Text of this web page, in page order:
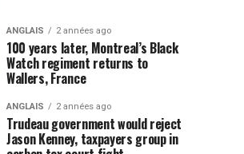
ANGLAIS 2 années ago
100 years later, Montreal’s Black
Watch regiment returns to
Wallers, France
ANGLAIS 2 années ago
Trudeau government would reject
Jason Kenney, taxpayers group in